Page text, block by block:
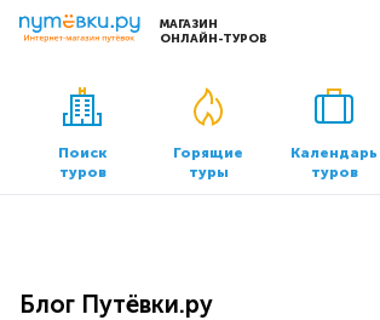
МАГАЗИН
ОНЛАЙН-ТУРОВ
Сервисы
Бронирование отелей
Трансфер
О компании
О нас
Контакты
Офисы продаж
Поиск
туров
Горящие
туры
Календарь
туров
Блог Путёвки.ру